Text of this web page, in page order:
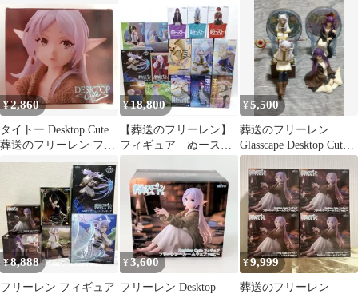
ア フリーレン ルームウ
ェア
¥2,860
タイトー Desktop Cute
葬送のフリーレン フリ
ーレン～ルームウェア
¥18,800
【葬送のフリーレン】
フィギュア ぬースト
／Glasscape／サマーワ
ンピ／他
¥5,500
葬送のフリーレン
Glasscape Desktop Cute
フィギュア
¥8,888
フリーレン フィギュア
¥3,600
フリーレン Desktop
¥9,999
葬送のフリーレン